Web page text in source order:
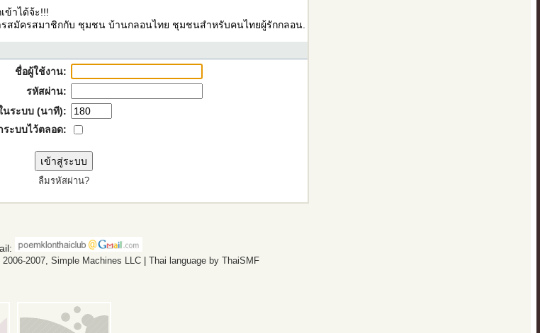
ข้าได้จ้ะ!!!
รสมัครสมาชิกกับ ชุมชน บ้านกลอนไทย ชุมชนสำหรับคนไทยผู้รักกลอน.
ชื่อผู้ใช้งาน:
รหัสผ่าน:
นระบบ (นาที):
ระบบไว้ตลอด:
ลืมรหัสผ่าน?
2007, Simple Machines LLC| Thai language by ThaiSMF